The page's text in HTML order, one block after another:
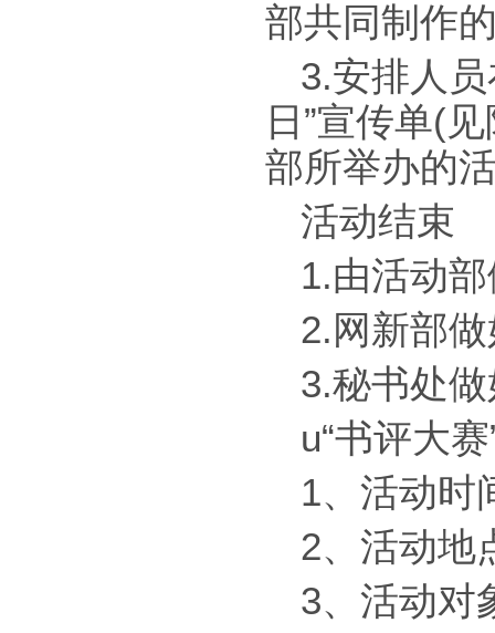
部共同制作
3.安排人
日”宣传单(
部所举办的
活动结束
1.由活动
2.网新部
3.秘书处
u“书评大
1、活动时
2、活动地
3、活动对